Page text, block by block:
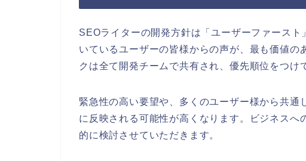
SEOライターの開発方針は「ユーザーファース
いているユーザーの皆様からの声が、最も価値の
クは全て開発チームで共有され、優先順位をつけ
緊急性の高い要望や、多くのユーザー様から共
に反映される可能性が高くなります。ビジネスへ
的に検討させていただきます。